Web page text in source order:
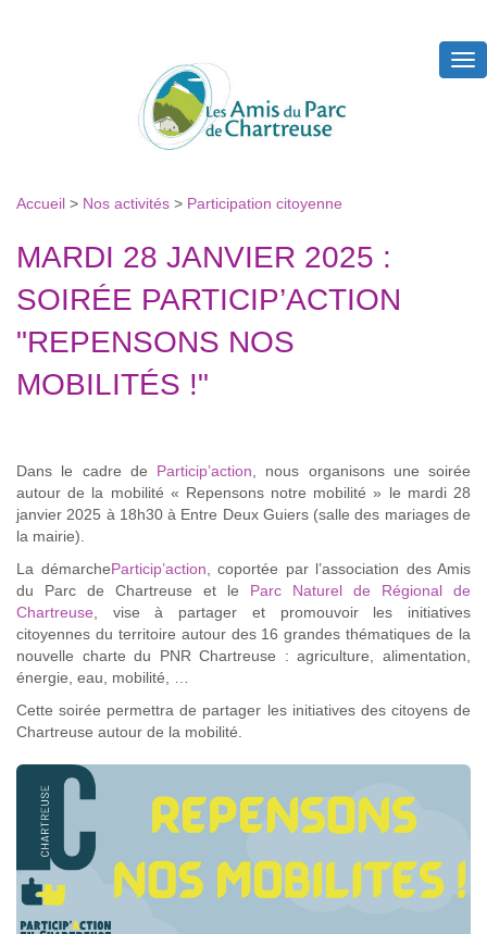
Accueil > Nos activités > Participation citoyenne
MARDI 28 JANVIER 2025 :
SOIRÉE PARTICIP’ACTION
"REPENSONS NOS
MOBILITÉS !"
Dans le cadre de Particip’action, nous organisons une soirée
autour de la mobilité « Repensons notre mobilité » le mardi 28
janvier 2025 à 18h30 à Entre Deux Guiers (salle des mariages de
la mairie).
La démarcheParticip’action, coportée par l’association des Amis
du Parc de Chartreuse et le Parc Naturel de Régional de
Chartreuse, vise à partager et promouvoir les initiatives
citoyennes du territoire autour des 16 grandes thématiques de la
nouvelle charte du PNR Chartreuse : agriculture, alimentation,
énergie, eau, mobilité, …
Cette soirée permettra de partager les initiatives des citoyens de
Chartreuse autour de la mobilité.